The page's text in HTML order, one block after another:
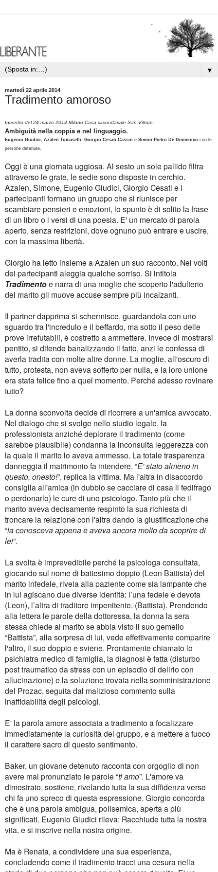
▼
martedì 22 aprile 2014
Tradimento amoroso
Incontro del 24 marzo 2014 Milano Casa circondariale San Vittore.
Ambiguità nella coppia e nel linguaggio.
Eugenio Giudici, Azalen Tomaselli, Giorgio Cesati Cassin e Simon Pietro De Domenico con le
persone detenute.
Oggi è una giornata uggiosa. Al sesto un sole pallido filtra
attraverso le grate, le sedie sono disposte in cerchio.
Azalen, Simone, Eugenio Giudici, Giorgio Cesati e i
partecipanti formano un gruppo che si riunisce per
scambiare pensieri e emozioni, lo spunto è di solito la frase
di un libro o i versi di una poesia. E' un mercato di parola
aperto, senza restrizioni, dove ognuno può entrare e uscire,
con la massima libertà.
Giorgio ha letto insieme a Azalen un suo racconto. Nei volti
dei partecipanti aleggia qualche sorriso. Si intitola
Tradimentoe narra di una moglie che scoperto l'adulterio
del marito gli muove accuse sempre più incalzanti.
Il partner dapprima si schermisce, guardandola con uno
sguardo tra l'incredulo e il beffardo, ma sotto il peso delle
prove irrefutabili, è costretto a ammettere. Invece di mostrarsi
pentito, si difende banalizzando il fatto, anzi le confessa di
averla tradita con molte altre donne. La moglie, all'oscuro di
tutto, protesta, non aveva sofferto per nulla, e la loro unione
era stata felice fino a quel momento. Perché adesso rovinare
tutto?
La donna sconvolta decide di ricorrere a un'amica avvocato.
Nel dialogo che si svolge nello studio legale, la
professionista anziché deplorare il tradimento (come
sarebbe plausibile) condanna la inconsulta leggerezza con
la quale il marito lo aveva ammesso. La totale trasparenza
danneggia il matrimonio fa intendere. “E' stato almeno in
questo, onesto!”, replica la vittima. Ma l'altra in disaccordo
consiglia all'amica (in dubbio se cacciare di casa il fedifrago
o perdonarlo) le cure di uno psicologo. Tanto più che il
marito aveva decisamente respinto la sua richiesta di
troncare la relazione con l'altra dando la giustificazione che
“la conosceva appena e aveva ancora molto da scoprire di
lei”.
La svolta è imprevedibile perché la psicologa consultata,
giocando sul nome di battesimo doppio (Leon Battista) del
marito infedele, rivela alla paziente come sia lampante che
in lui agiscano due diverse identità: l’una fedele e devota
(Leon), l’altra di traditore impenitente. (Battista). Prendendo
alla lettera le parole della dottoressa, la donna la sera
stessa chiede al marito se abbia visto il suo gemello
“Battista”, alla sorpresa di lui, vede effettivamente comparire
l'altro, il suo doppio e sviene. Prontamente chiamato lo
psichiatra medico di famiglia, la diagnosi è fatta (disturbo
post traumatico da stress con un episodio di delirio con
allucinazione) e la soluzione trovata nella somministrazione
del Prozac, seguita dal malizioso commento sulla
inaffidabilità degli psicologi.
E' la parola amore associata a tradimento a focalizzare
immediatamente la curiosità del gruppo, e a mettere a fuoco
il carattere sacro di questo sentimento.
Baker, un giovane detenuto racconta con orgoglio di non
avere mai pronunziato le parole “ti amo”. L'amore va
dimostrato, sostiene, rivelando tutta la sua diffidenza verso
chi fa uno spreco di questa espressione. Giorgio concorda
che è una parola ambigua, polisemica, aperta a più
significati. Eugenio Giudici rileva: Racchiude tutta la nostra
vita, e si inscrive nella nostra origine.
Ma è Renata, a condividere una sua esperienza,
concludendo come il tradimento tracci una cesura nella